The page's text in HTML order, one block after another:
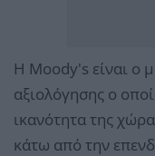
Η Moody's είναι ο
αξιολόγησης ο
ικανότητα της
κάτω από την